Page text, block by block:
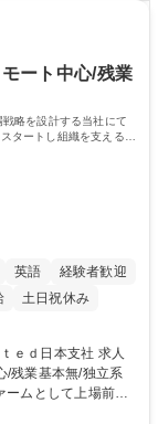
、改善の動きも期
貢献し、結果的に
の退勤以降の業
となります。 学
ート中心/残業
略を設計する当社にて
タートし組織を支える専
英語
経験者歓迎
土日祝休み
日本支社 求人
/残業基本無/独立系
します。基礎的な